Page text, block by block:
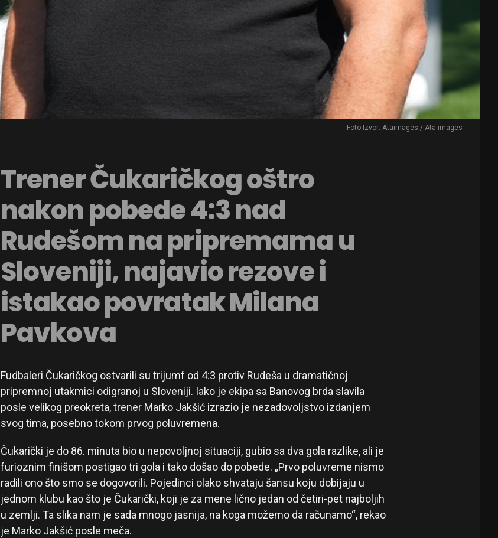
Foto Izvor: Ataimages / Ata images
Trener Čukaričkog oštro
nakon pobede 4:3 nad
Rudešom na pripremama u
Sloveniji, najavio rezove i
istakao povratak Milana
Pavkova
Fudbaleri Čukaričkog ostvarili su trijumf od 4:3 protiv Rudeša u dramatičnoj
pripremnoj utakmici odigranoj u Sloveniji. Iako je ekipa sa Banovog brda slavila
posle velikog preokreta, trener Marko Jakšić izrazio je nezadovoljstvo izdanjem
svog tima, posebno tokom prvog poluvremena.
Čukarički je do 86. minuta bio u nepovoljnoj situaciji, gubio sa dva gola razlike, ali je
furioznim finišom postigao tri gola i tako došao do pobede. „Prvo poluvreme nismo
radili ono što smo se dogovorili. Pojedinci olako shvataju šansu koju dobijaju u
jednom klubu kao što je Čukarički, koji je za mene lično jedan od četiri-pet najboljih
u zemlji. Ta slika nam je sada mnogo jasnija, na koga možemo da računamo“, rekao
je Marko Jakšić posle meča.